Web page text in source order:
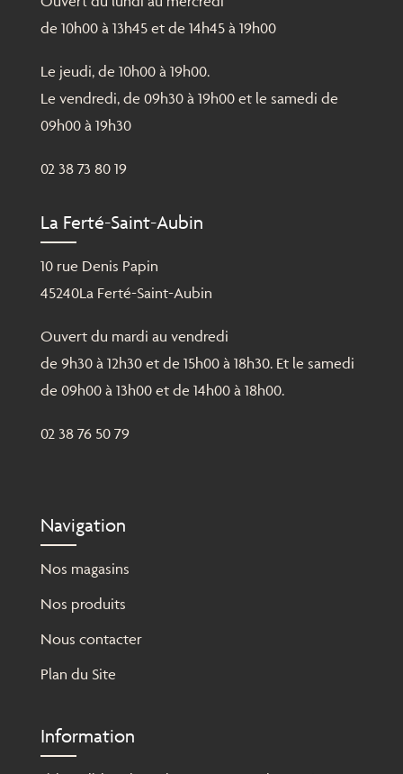
de 10h00 à 13h45 et de 14h45 à 19h00
Le jeudi, de 10h00 à 19h00.
Le vendredi, de 09h30 à 19h00 et le samedi de
09h00 à 19h30
02 38 73 80 19
La Ferté-Saint-Aubin
10 rue Denis Papin
45240La Ferté-Saint-Aubin
Ouvert du mardi au vendredi
de 9h30 à 12h30 et de 15h00 à 18h30. Et le samedi
de 09h00 à 13h00 et de 14h00 à 18h00.
02 38 76 50 79
Navigation
Nos magasins
Nos produits
Nous contacter
Plan du Site
Information